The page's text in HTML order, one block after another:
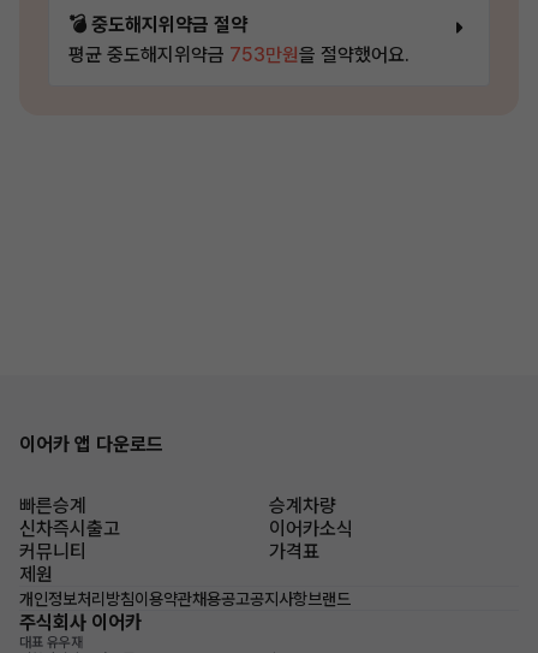
💣 중도해지위약금 절약
평균 중도해지위약금 753만원을 절약했어요.
이어카 앱 다운로드
빠른승계
승계차량
신차즉시출고
이어카소식
커뮤니티
가격표
제원
개인정보처리방침이용약관채용공고공지사항브랜드
주식회사 이어카
대표 유우재